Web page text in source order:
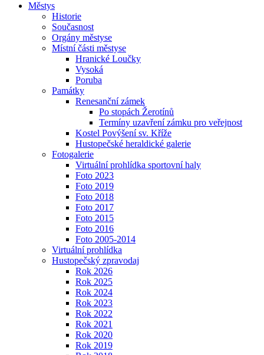
Městys
Historie
Současnost
Orgány městyse
Místní části městyse
Hranické Loučky
Vysoká
Poruba
Památky
Renesanční zámek
Po stopách Žerotínů
Termíny uzavření zámku pro veřejnost
Kostel Povýšení sv. Kříže
Hustopečské heraldické galerie
Fotogalerie
Virtuální prohlídka sportovní haly
Foto 2023
Foto 2019
Foto 2018
Foto 2017
Foto 2015
Foto 2016
Foto 2005-2014
Virtuální prohlídka
Hustopečský zpravodaj
Rok 2026
Rok 2025
Rok 2024
Rok 2023
Rok 2022
Rok 2021
Rok 2020
Rok 2019